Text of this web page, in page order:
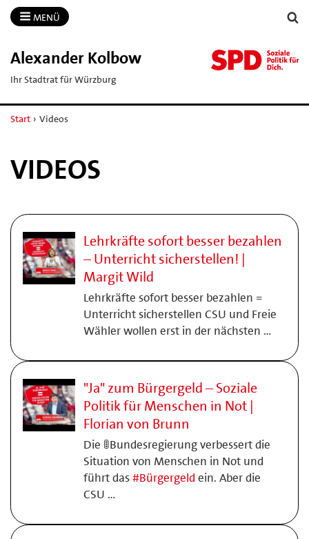
MENÜ
Alexander Kolbow
Ihr Stadtrat für Würzburg
Start › Videos
VIDEOS
Lehrkräfte sofort besser bezahlen
– Unterricht sicherstellen! |
Margit Wild
Lehrkräfte sofort besser bezahlen =
Unterricht sicherstellen CSU und Freie
Wähler wollen erst in der nächsten …
"Ja" zum Bürgergeld – Soziale
Politik für Menschen in Not |
Florian von Brunn
Die 🚦Bundesregierung verbessert die
Situation von Menschen in Not und
führt das#Bürgergeld ein. Aber die
CSU …